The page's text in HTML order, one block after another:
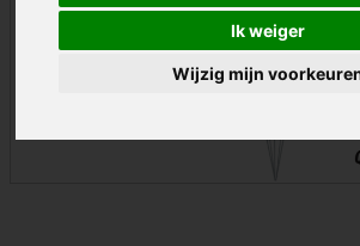
Ik weiger
Wijzig mijn